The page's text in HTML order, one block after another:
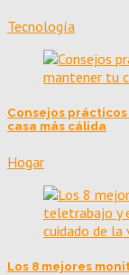
Tecnología
Consejos
casa más cálida
Hogar
Los 8 mejores